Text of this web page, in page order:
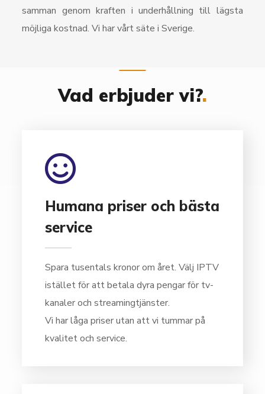
samman genom kraften i underhållning till lägsta
möjliga kostnad. Vi har vårt säte i Sverige.
Vad erbjuder vi?.
Humana priser och bästa
service
Spara tusentals kronor om året. Välj IPTV
istället för att betala dyra pengar för tv-
kanaler och streamingtjänster.
Vi har låga priser utan att vi tummar på
kvalitet och service.